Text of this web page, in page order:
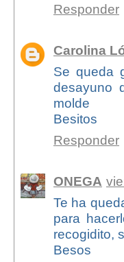
Responder
Carolina
Se queda
desayuno
molde
Besitos
Responder
ONEGA
Te ha
para
recogidito,
Besos